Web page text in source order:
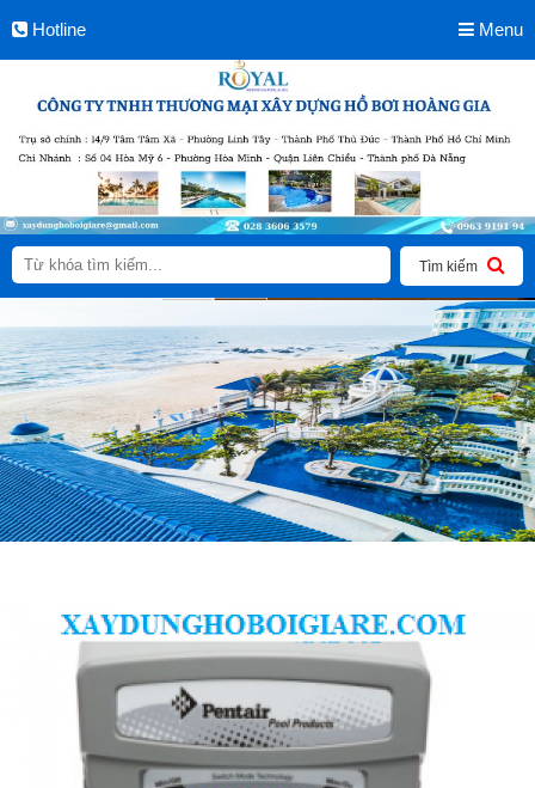
Hotline Menu
Tìm kiếm